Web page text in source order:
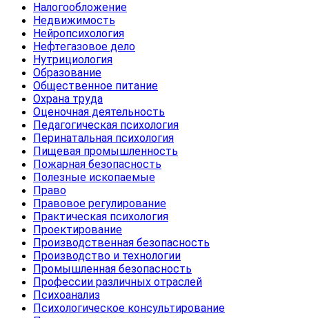
Налогообложение
Недвижимость
Нейропсихология
Нефтегазовое дело
Нутрициология
Образование
Общественное питание
Охрана труда
Оценочная деятельность
Педагогическая психология
Перинатальная психология
Пищевая промышленность
Пожарная безопасность
Полезные ископаемые
Право
Правовое регулирование
Практическая психология
Проектирование
Производственная безопасность
Производство и технологии
Промышленная безопасность
Профессии различных отраслей
Психоанализ
Психологическое консультирование